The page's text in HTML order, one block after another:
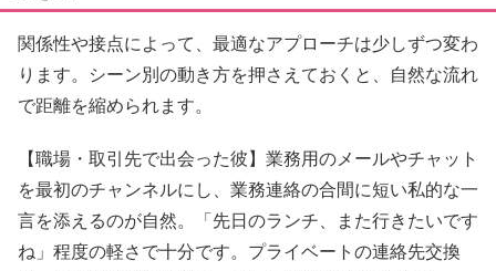
関係性や接点によって、最適なアプローチは少しずつ変わ
ります。シーン別の動き方を押さえておくと、自然な流れ
で距離を縮められます。
【職場・取引先で出会った彼】業務用のメールやチャット
を最初のチャンネルにし、業務連絡の合間に短い私的な一
言を添えるのが自然。「先日のランチ、また行きたいです
ね」程度の軽さで十分です。プライベートの連絡先交換